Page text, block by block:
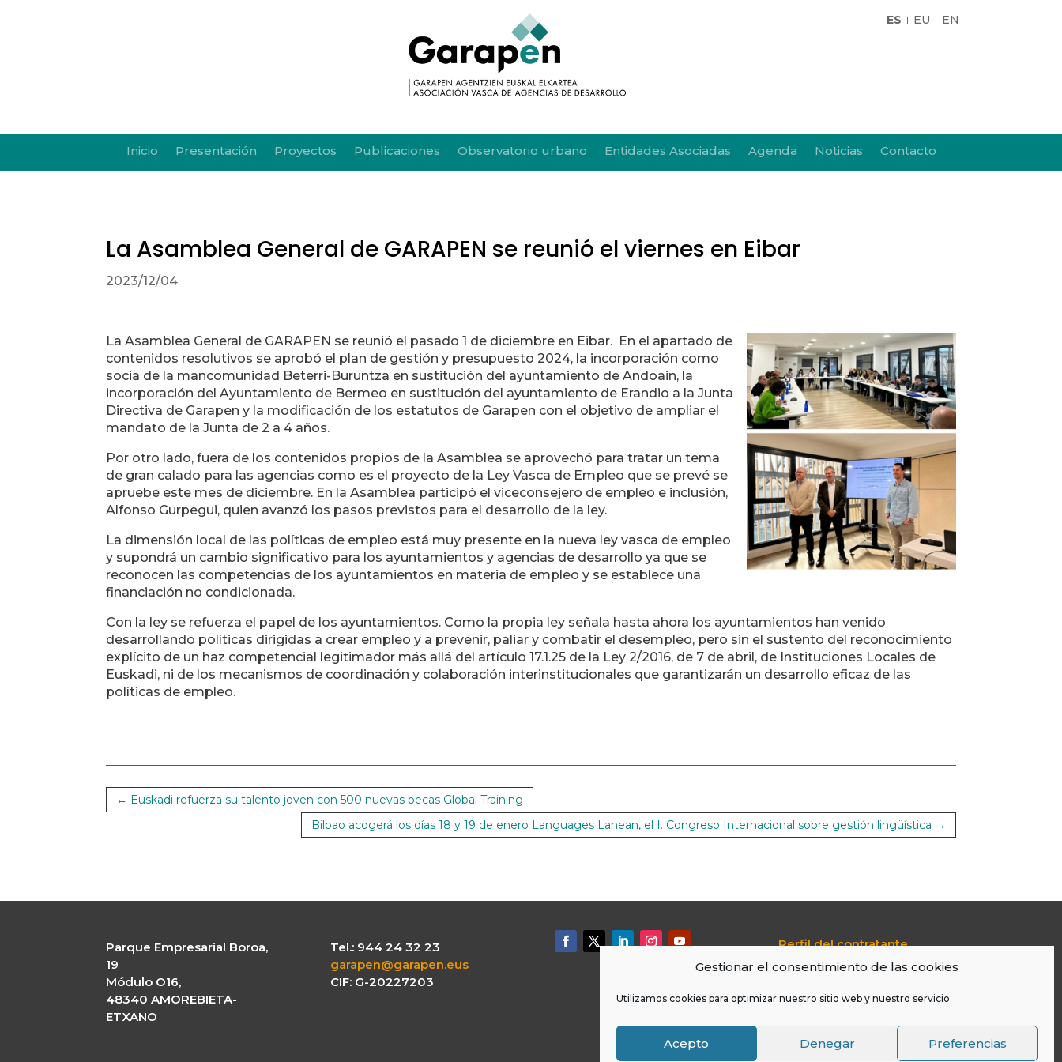
Gestionar el consentimiento de las cookies
Utilizamos cookies para optimizar nuestro sitio web y nuestro servicio.
Acepto Denegar Preferencias
ES EU EN
Inicio Presentación Proyectos Publicaciones Observatorio urbano Entidades Asociadas Agenda Noticias Contacto
La Asamblea General de GARAPEN se reunió el viernes en Eibar
2023/12/04
La Asamblea General de GARAPEN se reunió el pasado 1 de diciembre en Eibar. En el apartado de
contenidos resolutivos se aprobó el plan de gestión y presupuesto 2024, la incorporación como
socia de la mancomunidad Beterri-Buruntza en sustitución del ayuntamiento de Andoain, la
incorporación del Ayuntamiento de Bermeo en sustitución del ayuntamiento de Erandio a la Junta
Directiva de Garapen y la modificación de los estatutos de Garapen con el objetivo de ampliar el
mandato de la Junta de 2 a 4 años.
Por otro lado, fuera de los contenidos propios de la Asamblea se aprovechó para tratar un tema
de gran calado para las agencias como es el proyecto de la Ley Vasca de Empleo que se prevé se
apruebe este mes de diciembre. En la Asamblea participó el viceconsejero de empleo e inclusión,
Alfonso Gurpegui, quien avanzó los pasos previstos para el desarrollo de la ley.
La dimensión local de las políticas de empleo está muy presente en la nueva ley vasca de empleo
y supondrá un cambio significativo para los ayuntamientos y agencias de desarrollo ya que se
reconocen las competencias de los ayuntamientos en materia de empleo y se establece una
financiación no condicionada.
Con la ley se refuerza el papel de los ayuntamientos. Como la propia ley señala hasta ahora los ayuntamientos han venido
desarrollando políticas dirigidas a crear empleo y a prevenir, paliar y combatir el desempleo, pero sin el sustento del reconocimiento
explícito de un haz competencial legitimador más allá del artículo 17.1.25 de la Ley 2/2016, de 7 de abril, de Instituciones Locales de
Euskadi, ni de los mecanismos de coordinación y colaboración interinstitucionales que garantizarán un desarrollo eficaz de las
políticas de empleo.
← Euskadi refuerza su talento joven con 500 nuevas becas Global Training
Bilbao acogerá los días 18 y 19 de enero Languages Lanean, el I. Congreso Internacional sobre gestión lingüística →
Parque Empresarial Boroa,
19
Módulo O16,
48340 AMOREBIETA-
ETXANO
Tel.: 944 24 32 23
garapen@garapen.eus
CIF: G-20227203
Perfil del contratante
Portal de Transparencia
Política De Cookies